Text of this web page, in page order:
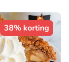
38% korting